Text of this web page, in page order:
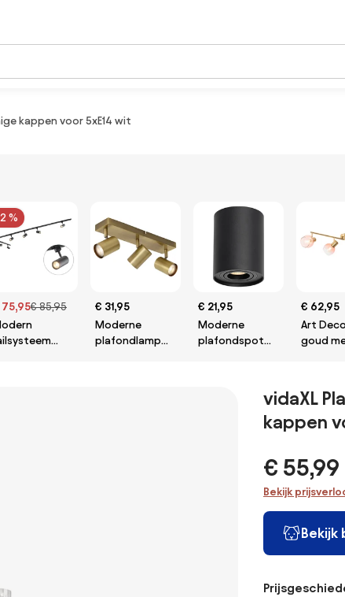
kappen voor 5xE14 wit
%
€ 85,95
€ 31,95
Moderne
plafondlamp
€ 21,95
Moderne
plafondspot
€ 62,95
Art
goud
vidaXL
kappen
€ 55,99
Bekijk
Bekijk